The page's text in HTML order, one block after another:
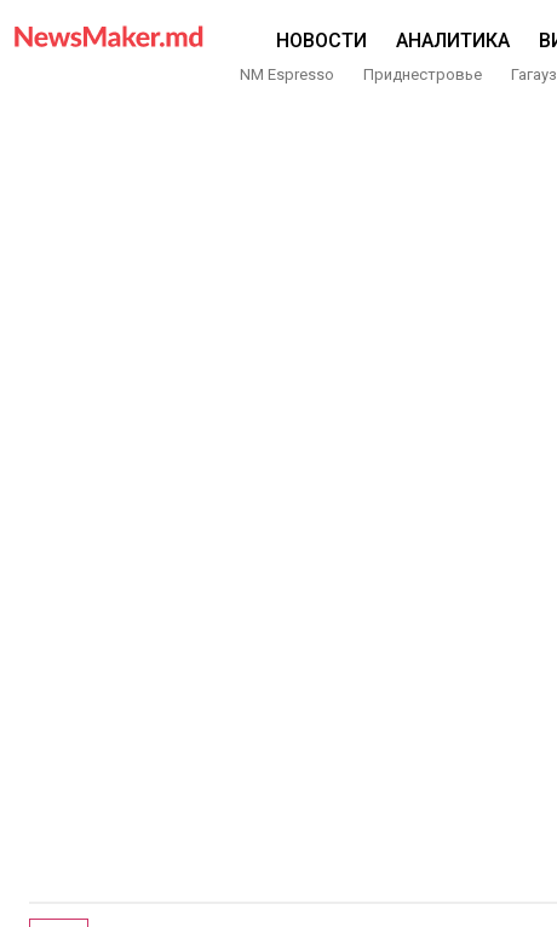
НОВОСТИ АНАЛИТИКА
NM Espresso Приднестровье